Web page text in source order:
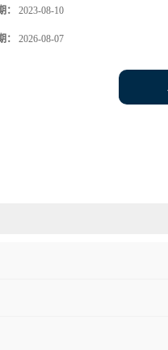
： 2023-08-10
： 2026-08-07